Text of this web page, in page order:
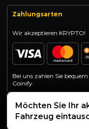
Zahlungsarten
Wir akzeptieren KRYPTO!
Bei uns zahlen Sie
Coinify.
Möchten Sie Ihr
Fahrzeug